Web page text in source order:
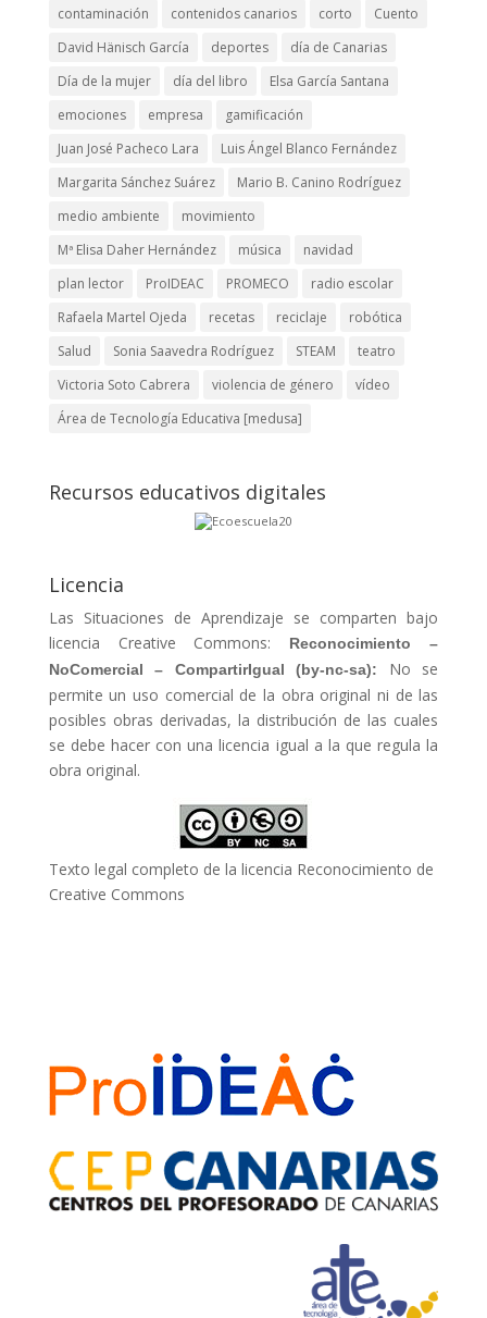
contaminación
contenidos canarios corto
Cuento
David Hänisch García
deportes
día de Canarias
Día de la mujer
día del libro
Elsa García Santana
emociones
empresa
gamificación
Juan José Pacheco Lara
Luis Ángel Blanco Fernández
Margarita Sánchez Suárez
Mario B. Canino Rodríguez
medio ambiente
movimiento
Mª Elisa Daher Hernández
música
navidad
plan lector
ProIDEAC PROMECO
radio escolar
Rafaela Martel Ojeda
recetas reciclaje
robótica
Salud
Sonia Saavedra Rodríguez STEAM
teatro
Victoria Soto Cabrera
violencia de género
vídeo
Área de Tecnología Educativa [medusa]
Recursos educativos digitales
Licencia
Las Situaciones de Aprendizaje se comparten bajo
licencia Creative Commons:
Reconocimiento –
NoComercial – CompartirIgual
(by-nc-sa): No se
permite un uso comercial de la obra original ni de las
posibles obras derivadas, la distribución de las cuales
se debe hacer con una licencia igual a la que regula la
obra original.
Texto legal completo de la licencia Reconocimiento de
Creative Commons